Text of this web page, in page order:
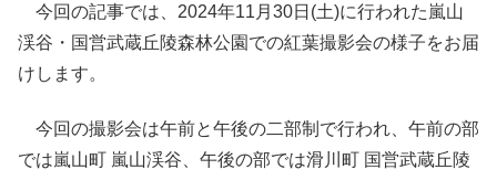
今回の記事では、2024年11月30日(土)に行われた嵐山
渓谷・国営武蔵丘陵森林公園での紅葉撮影会の様子をお届
けします。
今回の撮影会は午前と午後の二部制で行われ、午前の部
では嵐山町 嵐山渓谷、午後の部では滑川町 国営武蔵丘陵